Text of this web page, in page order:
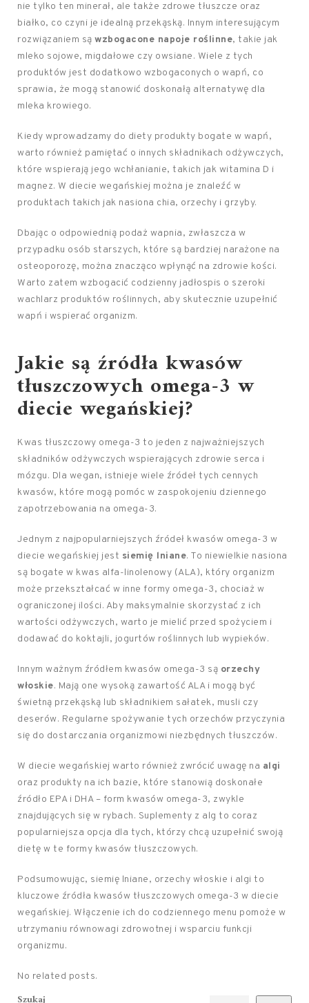
nie tylko ten minerał, ale także zdrowe tłuszcze oraz
białko, co czyni je idealną przekąską. Innym interesującym
rozwiązaniem są wzbogacone napoje roślinne, takie jak
mleko sojowe, migdałowe czy owsiane. Wiele z tych
produktów jest dodatkowo wzbogaconych o wapń, co
sprawia, że mogą stanowić doskonałą alternatywę dla
mleka krowiego.
Kiedy wprowadzamy do diety produkty bogate w wapń,
warto również pamiętać o innych składnikach odżywczych,
które wspierają jego wchłanianie, takich jak witamina D i
magnez. W diecie wegańskiej można je znaleźć w
produktach takich jak nasiona chia, orzechy i grzyby.
Dbając o odpowiednią podaż wapnia, zwłaszcza w
przypadku osób starszych, które są bardziej narażone na
osteoporozę, można znacząco wpłynąć na zdrowie kości.
Warto zatem wzbogacić codzienny jadłospis o szeroki
wachlarz produktów roślinnych, aby skutecznie uzupełnić
wapń i wspierać organizm.
Jakie są źródła kwasów
tłuszczowych omega-3 w
diecie wegańskiej?
Kwas tłuszczowy omega-3 to jeden z najważniejszych
składników odżywczych wspierających zdrowie serca i
mózgu. Dla wegan, istnieje wiele źródeł tych cennych
kwasów, które mogą pomóc w zaspokojeniu dziennego
zapotrzebowania na omega-3.
Jednym z najpopularniejszych źródeł kwasów omega-3 w
diecie wegańskiej jest siemię lniane. To niewielkie nasiona
są bogate w kwas alfa-linolenowy (ALA), który organizm
może przekształcać w inne formy omega-3, chociaż w
ograniczonej ilości. Aby maksymalnie skorzystać z ich
wartości odżywczych, warto je mielić przed spożyciem i
dodawać do koktajli, jogurtów roślinnych lub wypieków.
Innym ważnym źródłem kwasów omega-3 są orzechy
włoskie. Mają one wysoką zawartość ALA i mogą być
świetną przekąską lub składnikiem sałatek, musli czy
deserów. Regularne spożywanie tych orzechów przyczynia
się do dostarczania organizmowi niezbędnych tłuszczów.
W diecie wegańskiej warto również zwrócić uwagę na algi
oraz produkty na ich bazie, które stanowią doskonałe
źródło EPA i DHA – form kwasów omega-3, zwykle
znajdujących się w rybach. Suplementy z alg to coraz
popularniejsza opcja dla tych, którzy chcą uzupełnić swoją
dietę w te formy kwasów tłuszczowych.
Podsumowując, siemię lniane, orzechy włoskie i algi to
kluczowe źródła kwasów tłuszczowych omega-3 w diecie
wegańskiej. Włączenie ich do codziennego menu pomoże w
utrzymaniu równowagi zdrowotnej i wsparciu funkcji
organizmu.
No related posts.